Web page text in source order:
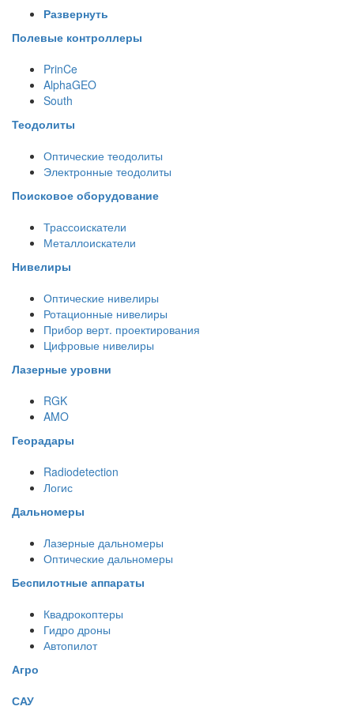
Развернуть
Полевые контроллеры
PrinCe
AlphaGEO
South
Теодолиты
Оптические теодолиты
Электронные теодолиты
Поисковое оборудование
Трассоискатели
Металлоискатели
Нивелиры
Оптические нивелиры
Ротационные нивелиры
Прибор верт. проектирования
Цифровые нивелиры
Лазерные уровни
RGK
AMO
Георадары
Radiodetection
Логис
Дальномеры
Лазерные дальномеры
Оптические дальномеры
Беспилотные аппараты
Квадрокоптеры
Гидро дроны
Автопилот
Агро
САУ